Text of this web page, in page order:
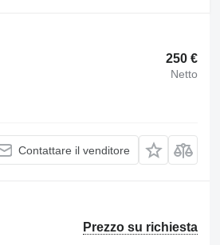
250 €
Netto
Contattare il venditore
Prezzo su richiesta